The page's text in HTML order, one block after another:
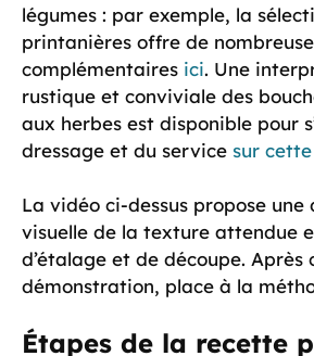
légumes : par exemple, la
printanières offre de
complémentaires ici. Une
rustique et conviviale des
aux herbes est disponible pour
dressage et du service sur
La vidéo ci-dessus propose
visuelle de la texture attendue
d’étalage et de découpe. Après
démonstration, place à la
Étapes de la recette